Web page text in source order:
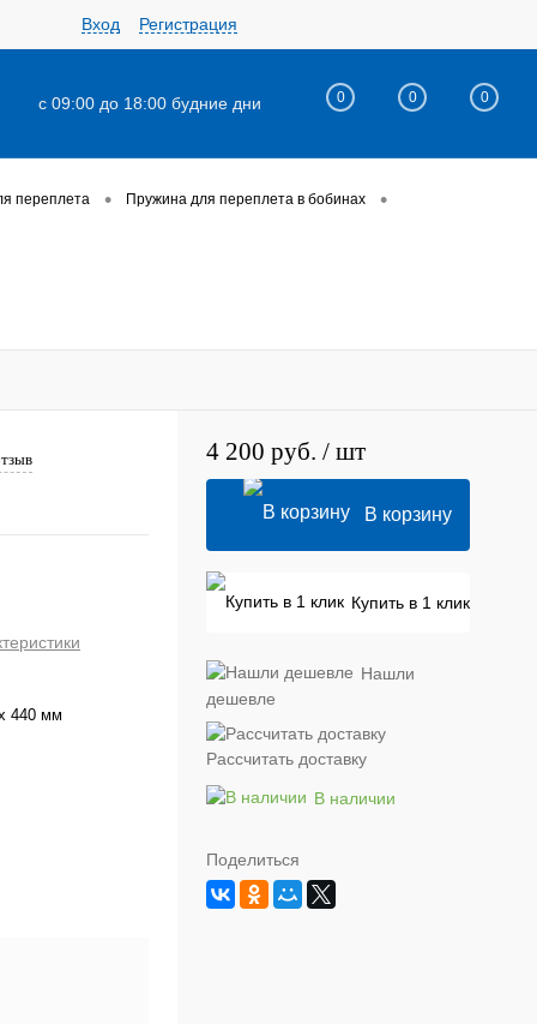
Вход Регистрация
с 09:00 до 18:00 будние дни 0 0 0
переплета • Пружина для переплета в бобинах •
440 мм
4 200 руб. / шт
В корзину
Купить в 1 клик
Нашли
дешевле
Рассчитать доставку
В наличии
Поделиться